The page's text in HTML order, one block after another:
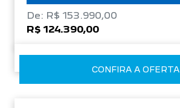
De: R$ 153.990,00
R$ 124.390,00
CONFIRA A OFERTA